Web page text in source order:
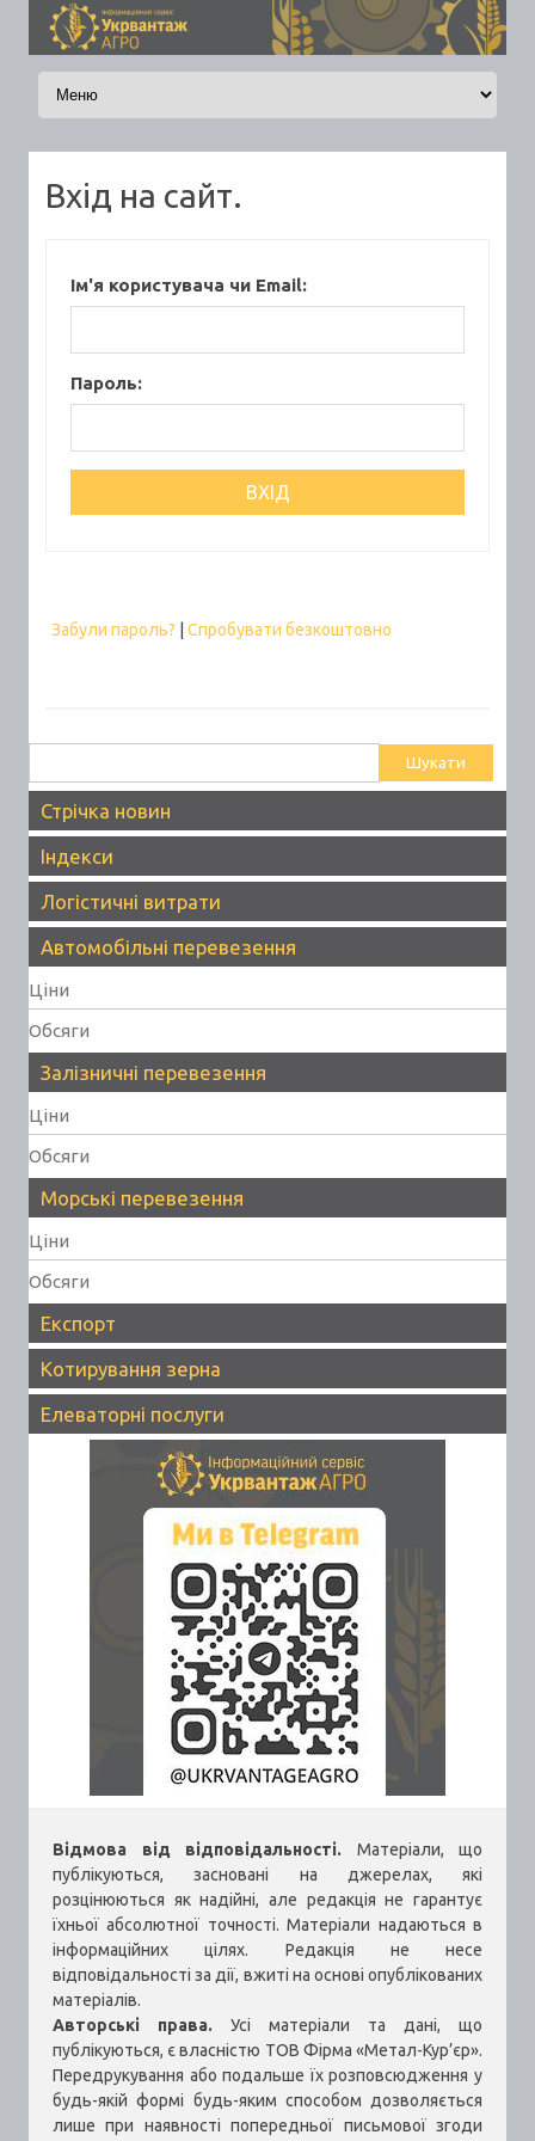
Skip to content
Вхід на сайт.
Ім'я користувача чи Email:
Пароль:
Забули пароль? Спробувати безкоштовно
Стрічка новин
Індекси
Логістичні витрати
Автомобільні перевезення
Ціни
Обсяги
Залізничні перевезення
Ціни
Обсяги
Морські перевезення
Ціни
Обсяги
Експорт
Котирування зерна
Елеваторні послуги
Відмова від відповідальності. Матеріали, що
публікуються, засновані на джерелах, які
розцінюються як надійні, але редакція не гарантує
їхньої абсолютної точності. Матеріали надаються в
інформаційних цілях. Редакція не несе
відповідальності за дії, вжиті на основі опублікованих
матеріалів.
Авторські права. Усі матеріали та дані, що
публікуються, є власністю ТОВ Фірма «Метал-Кур’єр».
Передрукування або подальше їх розповсюдження у
будь-якій формі будь-яким способом дозволяється
лише при наявності попередньої письмової згоди